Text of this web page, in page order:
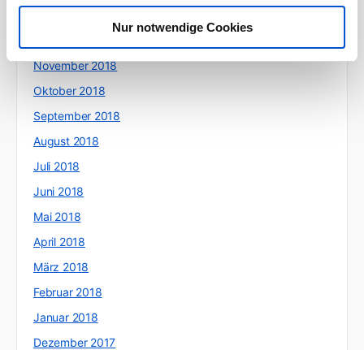
Nur notwendige Cookies
November 2018
Oktober 2018
September 2018
August 2018
Juli 2018
Juni 2018
Mai 2018
April 2018
März 2018
Februar 2018
Januar 2018
Dezember 2017